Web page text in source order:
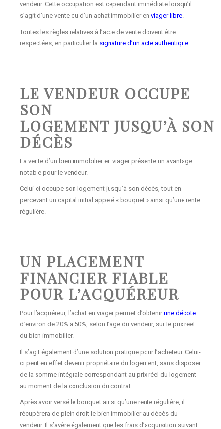
vendeur. Cette occupation est cependant immédiate lorsqu’il
s’agit d’une vente ou d’un achat immobilier enviager libre
Toutes les règles relatives à l’acte de vente doivent être
respectées, en particulier la signature d’un acte authentique
LE VENDEUR OCCUPE
SON
LOGEMENT JUSQU’À SON
DÉCÈS
La vente d’un bien immobilier en viager présente un avantage
notable pour le vendeur.
Celui-ci occupe son logement jusqu’à son décès, tout en
percevant un capital initial appelé « bouquet » ainsi qu’une rente
régulière.
UN PLACEMENT
FINANCIER FIABLE
POUR L’ACQUÉREUR
Pour l’acquéreur, l’achat en viager permet d’obtenirune décote
d’environ de 20% à 50%, selon l’âge du vendeur, sur le prix réel
du bien immobilier.
Il s’agit également d’une solution pratique pour l’acheteur. Celui-
ci peut en effet devenir propriétaire du logement, sans disposer
de la somme intégrale correspondant au prix réel du logement
au moment de la conclusion du contrat.
Après avoir versé le bouquet ainsi qu’une rente régulière, il
récupérera de plein droit le bien immobilier au décès du
vendeur. Il s’avère également que les frais d’acquisition suivant